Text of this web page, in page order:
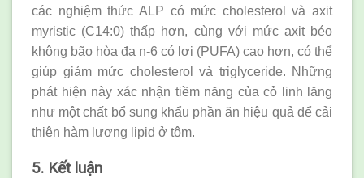
các nghiệm thức ALP có mức cholesterol và axit
myristic (C14:0) thấp hơn, cùng với mức axit béo
không bão hòa đa n-6 có lợi (PUFA) cao hơn, có thể
giúp giảm mức cholesterol và triglyceride. Những
phát hiện này xác nhận tiềm năng của cỏ linh lăng
như một chất bổ sung khẩu phần ăn hiệu quả để cải
thiện hàm lượng lipid ở tôm.
5. Kết luận